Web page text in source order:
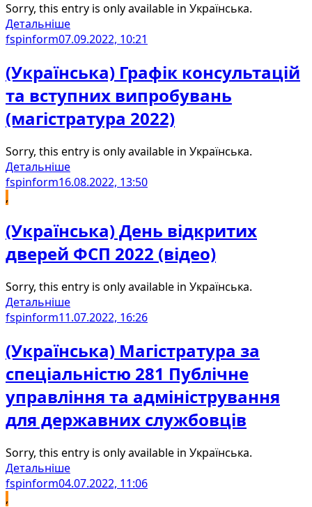
Sorry, this entry is only available in Українська.
Детальніше
fspinform07.09.2022, 10:21
(Українська) Графік консультацій
та вступних випробувань
(магістратура 2022)
Sorry, this entry is only available in Українська.
Детальніше
fspinform16.08.2022, 13:50
,
(Українська) День відкритих
дверей ФСП 2022 (відео)
Sorry, this entry is only available in Українська.
Детальніше
fspinform11.07.2022, 16:26
(Українська) Магістратура за
спеціальністю 281 Публічне
управління та адміністрування
для державних службовців
Sorry, this entry is only available in Українська.
Детальніше
fspinform04.07.2022, 11:06
,